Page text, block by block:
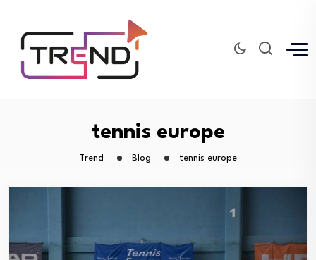
tennis europe
Trend Blog tennis europe